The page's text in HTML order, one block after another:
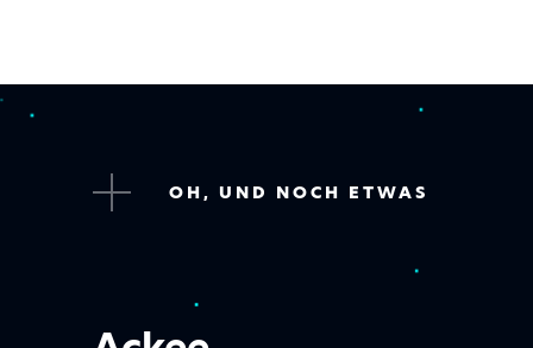
OH, UND NOCH ETWAS